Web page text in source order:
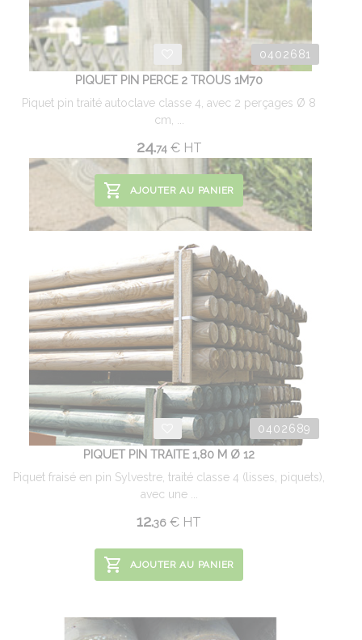
0402681
PIQUET PIN PERCE 2 TROUS 1M70
Piquet pin traité autoclave classe 4, avec 2 perçages Ø 8
cm, ...
24.74 €HT
AJOUTER AU PANIER
0402689
PIQUET PIN TRAITE 1,80 M Ø 12
Piquet fraisé en pin Sylvestre, traité classe 4 (lisses, piquets),
avec une ...
12.36 € HT
AJOUTER AU PANIER